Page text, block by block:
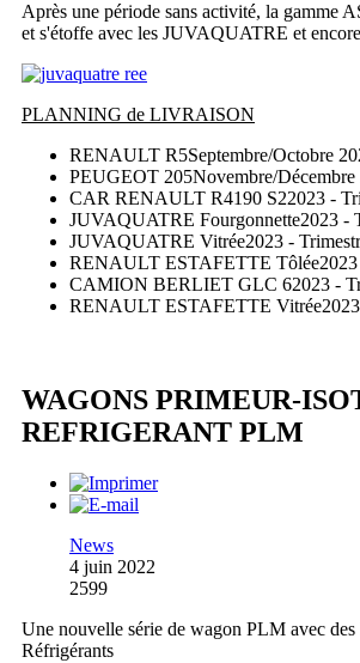
Après une période sans activité, la gamme
et s'étoffe avec les JUVAQUATRE et
PLANNING de LIVRAISON
RENAULT R5Septembre/Octobre
PEUGEOT 205Novembre/Décembre
CAR RENAULT R4190 S22023 -
JUVAQUATRE Fourgonnette2023 -
JUVAQUATRE Vitrée2023 -
RENAULT ESTAFETTE Tôlée
CAMION BERLIET GLC 62023 -
RENAULT ESTAFETTE Vitrée
WAGONS PRIMEUR-
REFRIGERANT PLM
News
4 juin 2022
2599
Une nouvelle série de wagon PLM avec des
Réfrigérants